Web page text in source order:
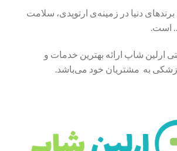
برندهای دنیا در زمینه‌ی ارتوپدی، سلامت
است.
ارلین شاپ ارائه بهترین خدمات و
به مشتریان خود می‌باشد.